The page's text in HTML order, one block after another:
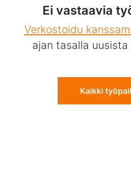
Ei vastaavia
Verkostoidu
ajan tasalla
Kaikki